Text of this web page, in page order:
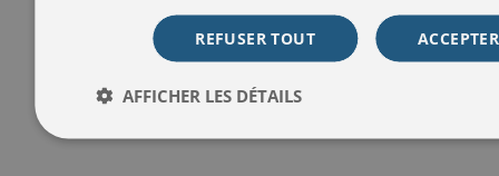
REFUSER TOUT
AFFICHER LES DÉTAILS